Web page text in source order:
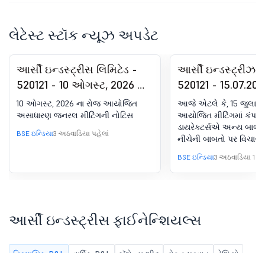
લેટેસ્ટ સ્ટૉક ન્યૂઝ અપડેટ
આર્સી ઇન્ડસ્ટ્રીસ લિમિટેડ -
520121 - 10 ઓગસ્ટ, 2026 ના
રોજ આયોજિત અસાધારણ
જનરલ મીટિંગની નોટિસ
10 ઓગસ્ટ, 2026 ના રોજ આયોજિત
અસાધારણ જનરલ મીટિંગની નોટિસ
BSE ઇન્ડિયા3 અઠવાડિયા પહેલાં
આર્સી ઇન્ડસ્ટ્રીઝ
520121 -
આયોજિત બોર્ડ
પરિણામ માટે બોર્ડ
પરિણામ
આજે એટલે કે, 15 જુલાઈ,
આયોજિત મીટિંગમાં
ડાયરેક્ટર્સએ અન્ય
નીચેની બાબતો પર
મંજૂરી આપી છે 1.
જનરલ મીટિંગ (EGM)
બાબતો માટે શેરધારકોની
આયોજિત કરવાની
ફાળવણીનું સમર્થન. બી.
BSE ઇન્ડિયા3 અઠવાડિયા 1
આર્સી ઇન્ડસ્ટ્રીસ ફાઈનેન્શિયલ્સ